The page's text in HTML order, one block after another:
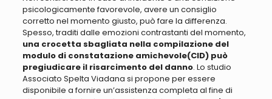
psicologicamente favorevole, avere un consiglio
corretto nel momento giusto, può fare la differenza.
Spesso, traditi dalle emozioni contrastanti del momento,
una crocetta sbagliata nella compilazione del
modulo di constatazione amichevole(CID) può
pregiudicare il risarcimento del danno. Lo studio
Associato Spelta Viadana si propone per essere
disponibile a fornire un’assistenza completa al fine di